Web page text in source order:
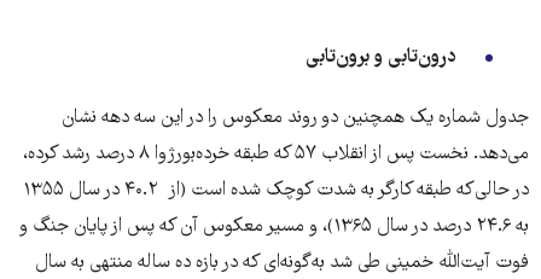
درون‌تابی و برون‌تابی
جدول شماره یک همچنین دو روند معکوس را در این سه دهه نشان
می‌دهد. نخست پس از انقلاب ۵۷ که طبقه خرده‌بورژوا ۸ درصد رشد کرده،
در حالی‌که طبقه کارگر به شدت کوچک شده است (از ۴۰.۲ در سال ۱۳۵۵
به ۲۴.۶ درصد در سال ۱۳۶۵)، و مسیر معکوس آن که پس از پایان جنگ و
فوت آیت‌الله خمینی طی شد به‌گونه‌ای که در بازه ده ساله منتهی به سال